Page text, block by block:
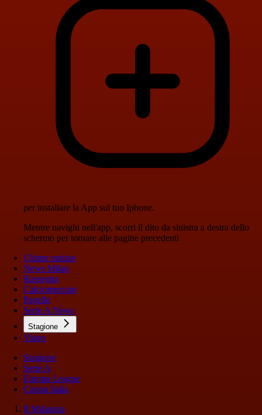
per installare la App sul tuo Iphone.
Mentre navighi nell'app, scorri il dito da sinistra a destra dello
schermo per tornare alle pagine precedenti
Ultime notizie
News Milan
Rassegna
Calciomercato
Pagelle
Serie A News
Stagione
Video
Stagione
Serie A
Europa League
Coppa Italia
Il Milanista